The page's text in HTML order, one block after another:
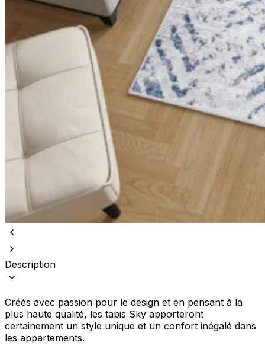
Description
Créés avec passion pour le design et en pensant à la
plus haute qualité, les tapis Sky apporteront
certainement un style unique et un confort inégalé dans
les appartements.